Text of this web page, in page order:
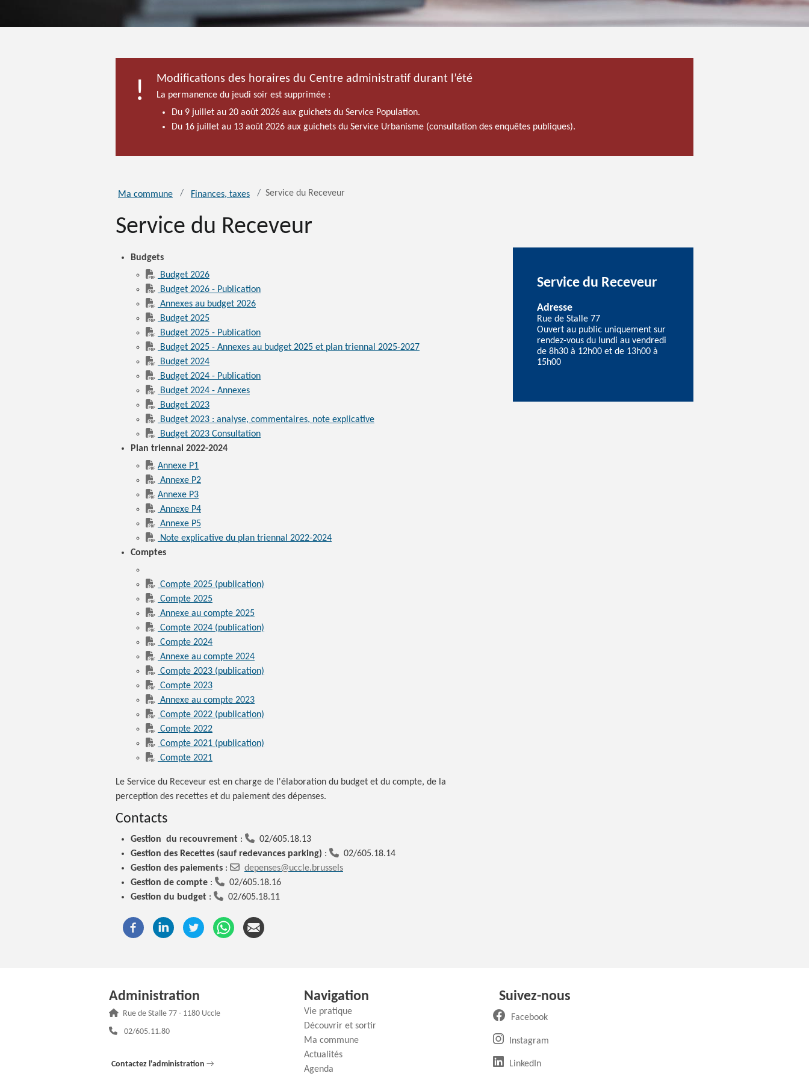
Modifications des horaires du Centre administratif durant l’été
La permanence du jeudi soir est supprimée :
Du 9 juillet au 20 août 2026 aux guichets du Service Population.
Du 16 juillet au 13 août 2026 aux guichets du Service Urbanisme (consultation des enquêtes publiques).
Ma commune Finances, taxes Service du Receveur
Service du Receveur
Budgets
Budget 2026
Budget 2026 - Publication
Annexes au budget 2026
Budget 2025
Budget 2025 - Publication
Budget 2025 - Annexes au budget 2025 et plan triennal 2025-2027
Budget 2024
Budget 2024 - Publication
Budget 2024 - Annexes
Budget 2023
Budget 2023 : analyse, commentaires, note explicative
Budget 2023 Consultation
Plan triennal 2022-2024
Annexe P1
Annexe P2
Annexe P3
Annexe P4
Annexe P5
Note explicative du plan triennal 2022-2024
Comptes
Compte 2025 (publication)
Compte 2025
Annexe au compte 2025
Compte 2024 (publication)
Compte 2024
Annexe au compte 2024
Compte 2023 (publication)
Compte 2023
Annexe au compte 2023
Compte 2022 (publication)
Compte 2022
Compte 2021 (publication)
Compte 2021
Le Service du Receveur est en charge de l'élaboration du budget et du compte, de la
perception des recettes et du paiement des dépenses.
Contacts
Gestion du recouvrement :
02/605.18.13
Gestion des Recettes (sauf redevances parking) :
02/605.18.14
Gestion des paiements :
depenses@uccle.brussels
Gestion de compte :
02/605.18.16
Gestion du budget : 02/605.18.11
Service du Receveur
Adresse
Rue de Stalle 77
Ouvert au public uniquement sur
rendez-vous du lundi au vendredi
de 8h30 à 12h00 et de 13h00 à
15h00
Administration
Adresse :
Rue de Stalle 77 - 1180 Uccle
Téléphone :
02/605.11.80
Contactez l'administration →
Navigation
Vie pratique
Découvrir et sortir
Ma commune
Actualités
Agenda
Suivez-nous
Facebook(ouvre un nouvel onglet)
Instagram(ouvre un nouvel onglet)
LinkedIn(ouvre un nouvel onglet)